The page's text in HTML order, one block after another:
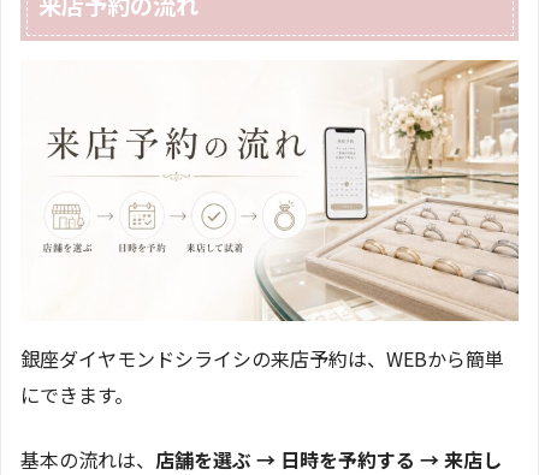
銀座ダイヤモンドシライシの来店予約は、WEBから簡単
にできます。
基本の流れは、 店舗を選ぶ → 日時を予約する → 来店し